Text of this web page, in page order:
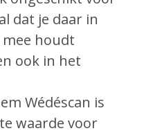
dat je daar in
houdt
ook in het
Wédéscan is
waarde voor